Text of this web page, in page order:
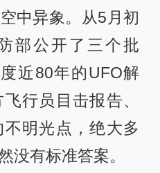
中异象。从5月初
部公开了三个批
近80年的UFO解
行员目击报告、
明光点，绝大多
没有标准答案。